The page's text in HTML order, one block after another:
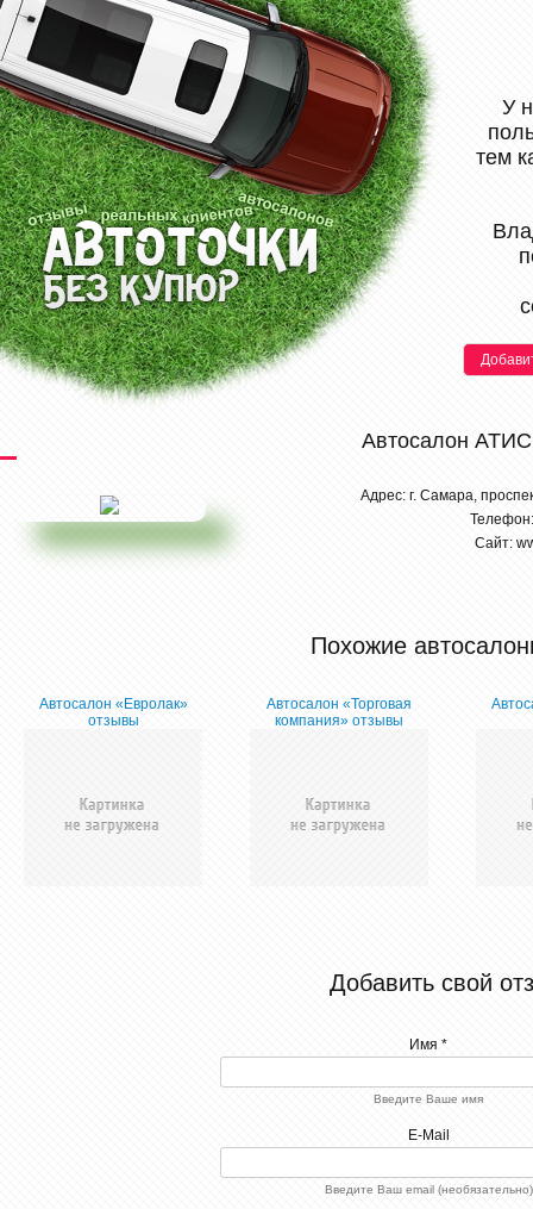
У
тем
Автосалон АТИС
Адрес: г. Самара,
Сайт:
Похожие
Автосалон «Евролак»
отзывы
Автосалон «Торговая
компания» отзывы
Добавить свой
Имя *
Введите Ваше имя
E-Mail
Введите Ваш email (необязательно)